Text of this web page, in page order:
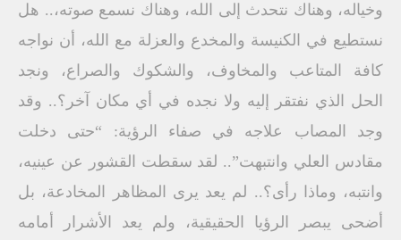
وخياله، وهناك نتحدث إلى الله، وهناك نسمع صوته،.. هل
نستطيع في الكنيسة والمخدع والعزلة مع الله، أن نواجه
كافة المتاعب والمخاوف، والشكوك والصراع، ونجد
الحل الذي نفتقر إليه ولا نجده في أي مكان آخر؟.. وقد
وجد المصاب علاجه في صفاء الرؤية: “حتى دخلت
مقادس العلي وانتبهت”.. لقد سقطت القشور عن عينيه،
وانتبه، وماذا رأى؟.. لم يعد يرى المظاهر المخادعة، بل
أضحى يبصر الرؤيا الحقيقية، ولم يعد الأشرار أمامه